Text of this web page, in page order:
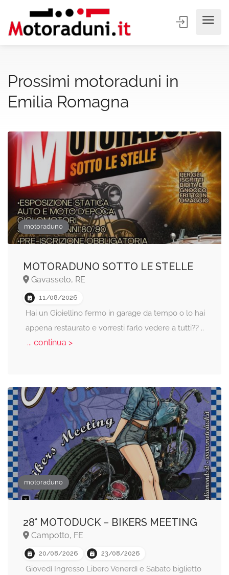
Prossimi motoraduni in
Emilia Romagna
motoraduno
MOTORADUNO SOTTO LE STELLE
Gavasseto, RE
11/08/2026
Hai un Gioiellino fermo in garage da tempo o lo hai
appena restaurato e vorresti farlo vedere a tutti?? ..
... continua >
motoraduno
28° MOTODUCK – BIKERS MEETING
Campotto, FE
20/08/2026 23/08/2026
Giovedì Ingresso Libero Venerdì e Sabato biglietto